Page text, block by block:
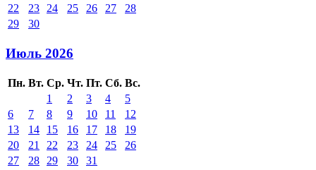
22
23 24 25 26 27
28
29
30
Июль 2026
Пн. Вт. Ср. Чт. Пт. Сб. Вс.
1
2 3 4
5
6
7 8 9 10 11
12
13
14 15 16 17 18
19
20
21 22 23 24 25
26
27
28 29 30 31